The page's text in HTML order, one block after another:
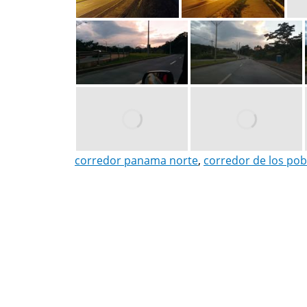
corredor panama norte, corredor de los